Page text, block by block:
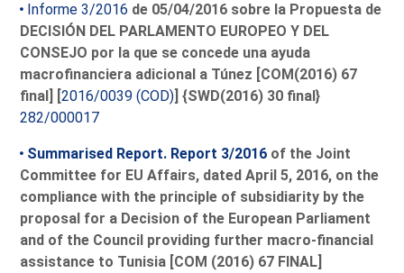
Informe 3/2016 de 05/04/2016 sobre la Propuesta de
DECISIÓN DEL PARLAMENTO EUROPEO Y DEL
CONSEJO por la que se concede una ayuda
macrofinanciera adicional a Túnez [COM(2016) 67
final] [2016/0039 (COD)] {SWD(2016) 30 final}
282/000017
Summarised Report. Report 3/2016 of the Joint
Committee for EU Affairs, dated April 5, 2016, on the
compliance with the principle of subsidiarity by the
proposal for a Decision of the European Parliament
and of the Council providing further macro-financial
assistance to Tunisia [COM (2016) 67 FINAL]